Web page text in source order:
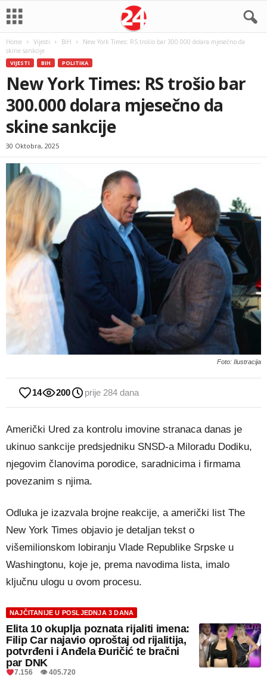
Home Vijesti BiH
New York Times: RS trošio bar 300.000 dolara mjesečno da
skine sankcije
VIJESTI BIH POLITIKA
New York Times: RS trošio bar
300.000 dolara mjesečno da
skine sankcije
30 Oktobra, 2025
Foto: Ilustracija
14 200 prije 284 dana
Američki Ured za kontrolu imovine stranaca danas je
ukinuo sankcije predsjedniku SNSD-a Miloradu Dodiku,
njegovim članovima porodice, saradnicima i firmama
povezanim s njima.
Odluka je izazvala brojne reakcije, a američki list The
New York Times objavio je detaljan tekst o
višemilionskom lobiranju Vlade Republike Srpske u
Washingtonu, koje je, prema navodima lista, imalo
ključnu ulogu u ovom procesu.
NAJČITANIJE U POSLJEDNJA 3 DANA
Elita 10 okuplja poznata rijaliti imena:
Filip Car najavio oproštaj od rijalitija,
potvrđeni i Anđela Đuričić te bračni
par DNK
7.156 👁 405.720